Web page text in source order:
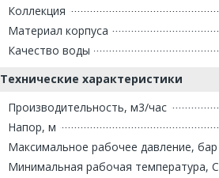
Коллекция
Материал корпуса
Качество воды
Технические характеристики
Производительность, м3/час
Напор, м
Максимальное рабочее давление, бар
Минимальная рабочая температура, С